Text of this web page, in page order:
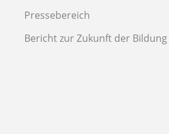
Pressebereich
Bericht zur Zukunft der Bildung